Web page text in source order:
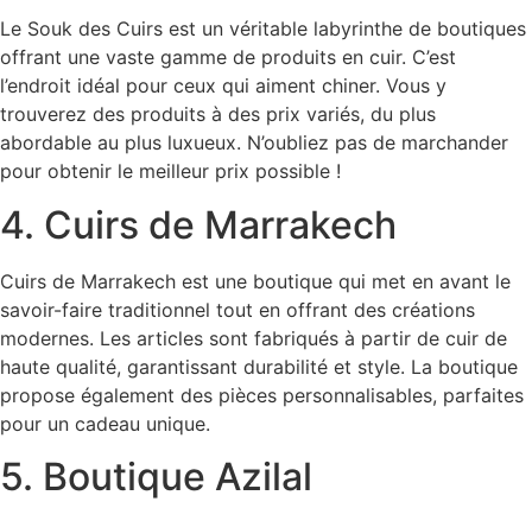
Le Souk des Cuirs est un véritable labyrinthe de boutiques
offrant une vaste gamme de produits en cuir. C’est
l’endroit idéal pour ceux qui aiment chiner. Vous y
trouverez des produits à des prix variés, du plus
abordable au plus luxueux. N’oubliez pas de marchander
pour obtenir le meilleur prix possible !
4. Cuirs de Marrakech
Cuirs de Marrakech est une boutique qui met en avant le
savoir-faire traditionnel tout en offrant des créations
modernes. Les articles sont fabriqués à partir de cuir de
haute qualité, garantissant durabilité et style. La boutique
propose également des pièces personnalisables, parfaites
pour un cadeau unique.
5. Boutique Azilal